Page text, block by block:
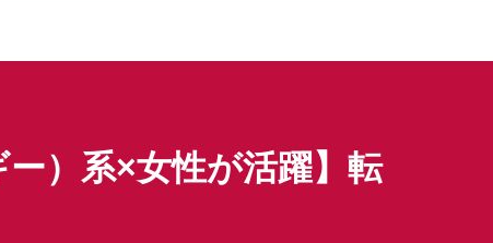
）系×女性が活躍】転